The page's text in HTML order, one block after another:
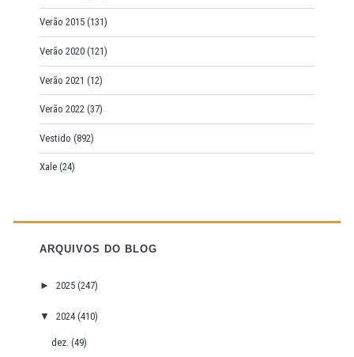
Verão 2015 (131)
Verão 2020 (121)
Verão 2021 (12)
Verão 2022 (37)
Vestido (892)
Xale (24)
ARQUIVOS DO BLOG
► 2025 (247)
▼ 2024 (410)
dez.(49)